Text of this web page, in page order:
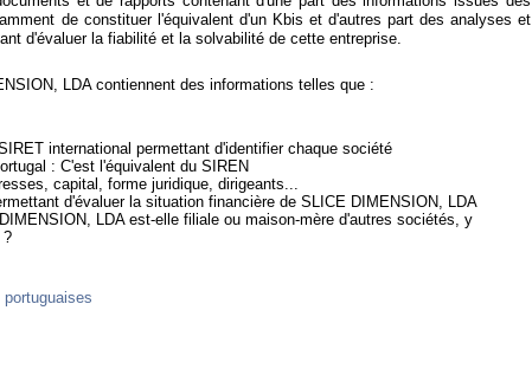
de constituer l'équivalent d'un Kbis et d'autres part des analyses et
d'évaluer la fiabilité et la solvabilité de cette entreprise.
LDA contiennent des informations telles que :
international permettant d'identifier chaque société
: C'est l'équivalent du SIREN
capital, forme juridique, dirigeants...
d'évaluer la situation financière de SLICE DIMENSION, LDA
LDA est-elle filiale ou maison-mère d'autres sociétés, y
?